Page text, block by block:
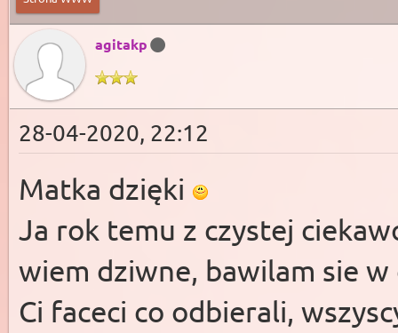
agitakp
28-04-2020, 22:12
Matka dzięki
Ja rok temu z czystej
wiem dziwne, bawilam sie w
Ci faceci co odbierali,